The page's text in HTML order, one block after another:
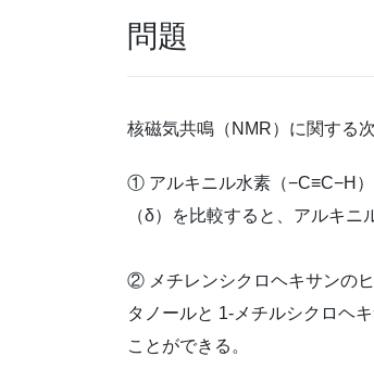
問題
核磁気共鳴（NMR）に関する
① アルキニル水素（−C≡C−H
（δ）を比較すると、アルキニ
② メチレンシクロヘキサンの
タノールと 1-メチルシクロヘ
ことができる。